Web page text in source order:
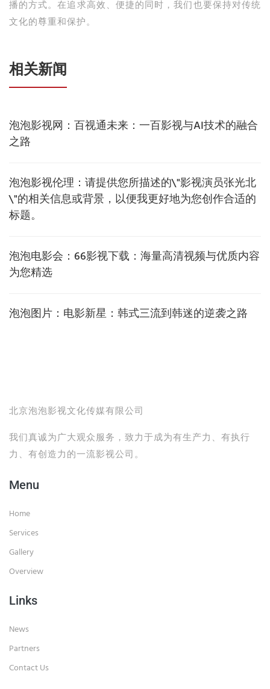
播的方式。在追求高效、便捷的同时，我们也要保持对传统
文化的尊重和保护。
相关新闻
泡泡影视网：百视通未来：一百影视与AI技术的融合
之路
泡泡影视伦理：请提供您所描述的\"影视演员张光北
\"的相关信息或背景，以便我更好地为您创作合适的
标题。
泡泡电影会：66影视下载：海量高清视频与优质内容
为您精选
泡泡图片：电影新星：韩式三流到韩迷的逆袭之路
北京泡泡影视文化传媒有限公司
我们真诚为广大观众服务，致力于成为有生产力、有执行
力、有创造力的一流影视公司。
Menu
Home
Services
Gallery
Overview
Links
News
Partners
Contact Us